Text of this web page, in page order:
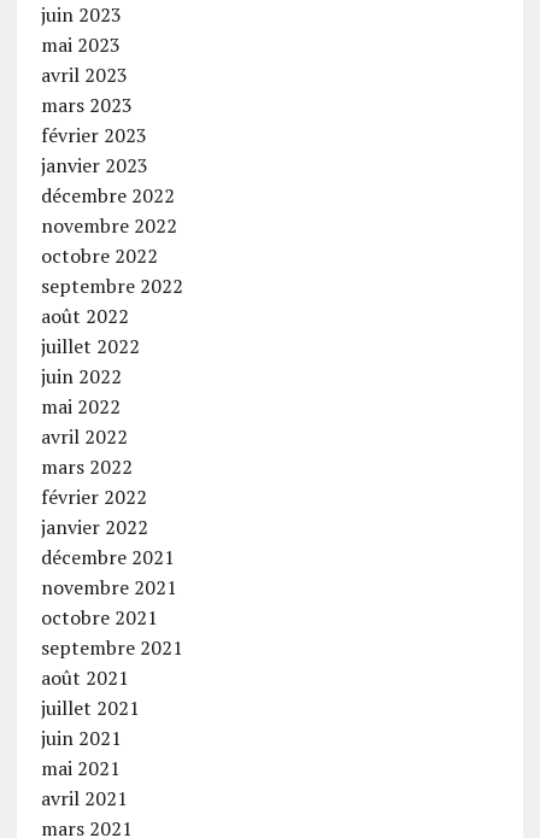
juin 2023
mai 2023
avril 2023
mars 2023
février 2023
janvier 2023
décembre 2022
novembre 2022
octobre 2022
septembre 2022
août 2022
juillet 2022
juin 2022
mai 2022
avril 2022
mars 2022
février 2022
janvier 2022
décembre 2021
novembre 2021
octobre 2021
septembre 2021
août 2021
juillet 2021
juin 2021
mai 2021
avril 2021
mars 2021